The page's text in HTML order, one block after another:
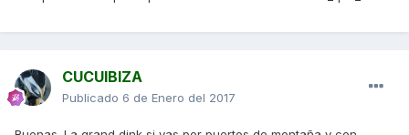
CUCUIBIZA
Publicado 6 de Enero del 2017